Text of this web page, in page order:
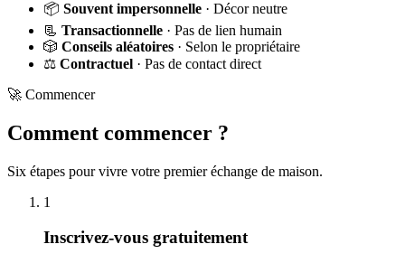
📦 Souvent impersonnelle · Décor neutre
📃 Transactionnelle · Pas de lien humain
🎲 Conseils aléatoires · Selon le propriétaire
⚖️ Contractuel · Pas de contact direct
🚀 Commencer
Comment commencer ?
Six étapes pour vivre votre premier échange de maison.
1
Inscrivez-vous gratuitement